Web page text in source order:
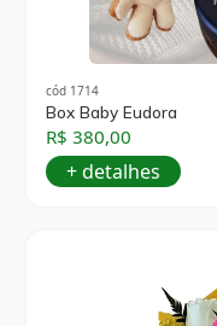
cód 1714
Box Baby Eudora
R$ 380,00
+ detalhes